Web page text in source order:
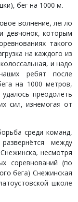
бег на 1000 м.
волнение, легло
девчонок, которым
такого
на каждого из
и надо
ребят после
на 1000 метров,
преодолеть
сил, изнемогая от
среди команд,
между
несмотря
соревнований (по
бега) Снежинская
школе